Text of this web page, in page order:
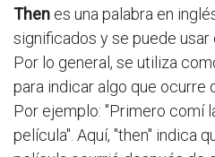
Then es una palabra en
significados y se puede
Por lo general, se utiliza
para indicar algo que ocurre
Por ejemplo: "Primero comí
película". Aquí, "then" indica